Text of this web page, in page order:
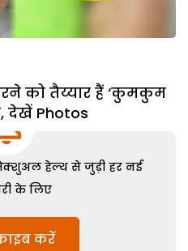
को तैय्यार हैं ‘कुमकुम
देखें Photos
हेल्थ से जुड़ी हर नई
के लिए
करें